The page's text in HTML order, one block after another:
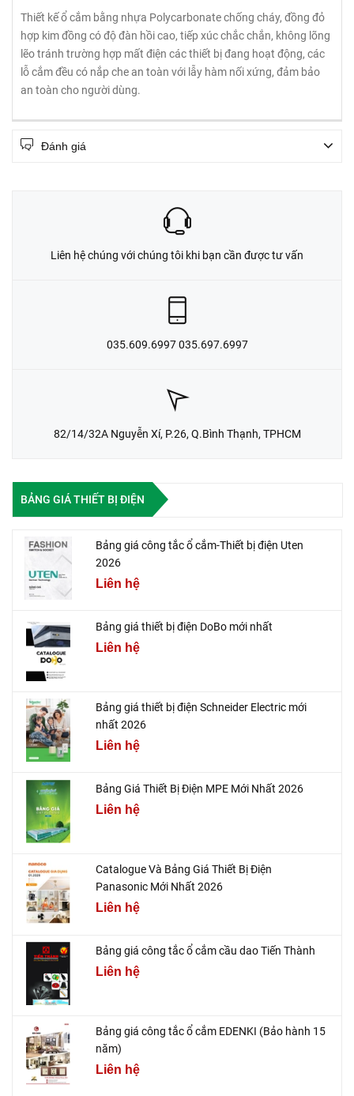
Thiết kế ổ cắm bằng nhựa Polycarbonate chống cháy, đồng đỏ
hợp kim đồng có độ đàn hồi cao, tiếp xúc chắc chắn, không lõng
lẽo tránh trường hợp mất điện các thiết bị đang hoạt động, các
lỗ cắm đều có nắp che an toàn với lẫy hàm nối xứng, đảm bảo
an toàn cho người dùng.
Đánh giá
Liên hệ chúng với chúng tôi khi bạn cần được tư vấn
035.609.6997 035.697.6997
82/14/32A Nguyễn Xí, P.26, Q.Bình Thạnh, TPHCM
BẢNG GIÁ THIẾT BỊ ĐIỆN
Bảng giá công tắc ổ cắm-Thiết bị điện Uten
2026
Liên hệ
Bảng giá thiết bị điện DoBo mới nhất
Liên hệ
Bảng giá thiết bị điện Schneider Electric mới
nhất 2026
Liên hệ
Bảng Giá Thiết Bị Điện MPE Mới Nhất 2026
Liên hệ
Catalogue Và Bảng Giá Thiết Bị Điện
Panasonic Mới Nhất 2026
Liên hệ
Bảng giá công tắc ổ cắm cầu dao Tiến Thành
Liên hệ
Bảng giá công tắc ổ cắm EDENKI (Bảo hành 15
năm)
Liên hệ